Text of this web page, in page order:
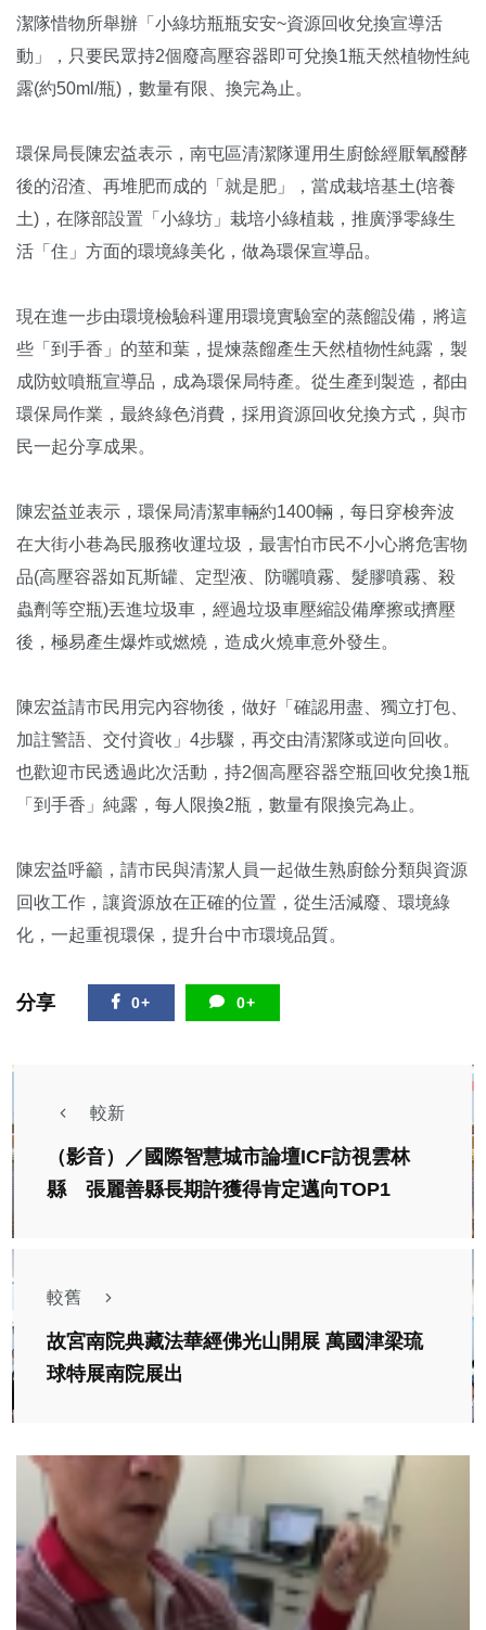
潔隊惜物所舉辦「小綠坊瓶瓶安安~資源回收兌換宣導活
動」，只要民眾持2個廢高壓容器即可兌換1瓶天然植物性純
露(約50ml/瓶)，數量有限、換完為止。
環保局長陳宏益表示，南屯區清潔隊運用生廚餘經厭氧醱酵
後的沼渣、再堆肥而成的「就是肥」，當成栽培基土(培養
土)，在隊部設置「小綠坊」栽培小綠植栽，推廣淨零綠生
活「住」方面的環境綠美化，做為環保宣導品。
現在進一步由環境檢驗科運用環境實驗室的蒸餾設備，將這
些「到手香」的莖和葉，提煉蒸餾產生天然植物性純露，製
成防蚊噴瓶宣導品，成為環保局特產。從生產到製造，都由
環保局作業，最終綠色消費，採用資源回收兌換方式，與市
民一起分享成果。
陳宏益並表示，環保局清潔車輛約1400輛，每日穿梭奔波
在大街小巷為民服務收運垃圾，最害怕市民不小心將危害物
品(高壓容器如瓦斯罐、定型液、防曬噴霧、髮膠噴霧、殺
蟲劑等空瓶)丟進垃圾車，經過垃圾車壓縮設備摩擦或擠壓
後，極易產生爆炸或燃燒，造成火燒車意外發生。
陳宏益請市民用完內容物後，做好「確認用盡、獨立打包、
加註警語、交付資收」4步驟，再交由清潔隊或逆向回收。
也歡迎市民透過此次活動，持2個高壓容器空瓶回收兌換1瓶
「到手香」純露，每人限換2瓶，數量有限換完為止。
陳宏益呼籲，請市民與清潔人員一起做生熟廚餘分類與資源
回收工作，讓資源放在正確的位置，從生活減廢、環境綠
化，一起重視環保，提升台中市環境品質。
分享 0+ 0+
較新
（影音）／國際智慧城市論壇ICF訪視雲林
縣 張麗善縣長期許獲得肯定邁向TOP1
較舊
故宮南院典藏法華經佛光山開展 萬國津梁琉
球特展南院展出